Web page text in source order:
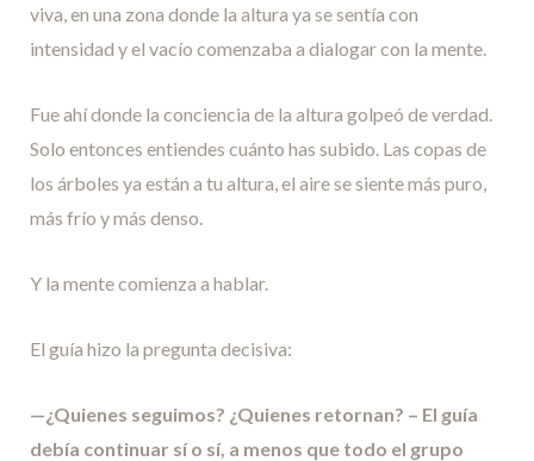
viva, en una zona donde la altura ya se sentía con
intensidad y el vacío comenzaba a dialogar con la mente.
Fue ahí donde la conciencia de la altura golpeó de verdad.
Solo entonces entiendes cuánto has subido. Las copas de
los árboles ya están a tu altura, el aire se siente más puro,
más frío y más denso.
Y la mente comienza a hablar.
El guía hizo la pregunta decisiva:
—¿Quienes seguimos? ¿Quienes retornan? – El guía
debía continuar sí o sí, a menos que todo el grupo